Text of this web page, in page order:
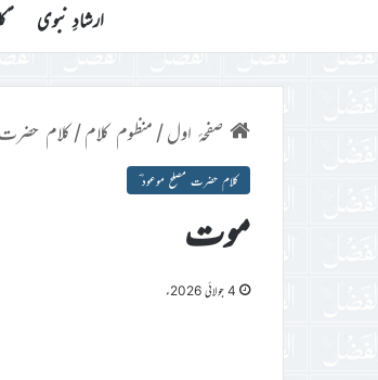
ارشادِ نبوی
صفحۂ اول/ منظوم کلام/کلام
کلام حضرت مصلح موعود ؓ
موت
4 جولائی 2026ء